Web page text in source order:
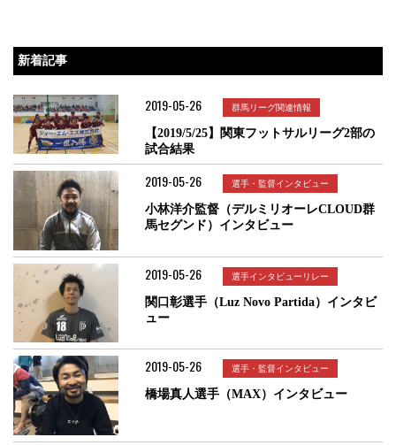
新着記事
2019-05-26 群馬リーグ関連情報
【2019/5/25】関東フットサルリーグ2部の
試合結果
2019-05-26 選手・監督インタビュー
小林洋介監督（デルミリオーレCLOUD群
馬セグンド）インタビュー
2019-05-26 選手インタビューリレー
関口彰選手（Luz Novo Partida）インタビ
ュー
2019-05-26 選手・監督インタビュー
橋場真人選手（MAX）インタビュー